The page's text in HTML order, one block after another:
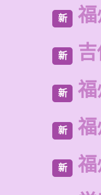
新
新
新
新
新